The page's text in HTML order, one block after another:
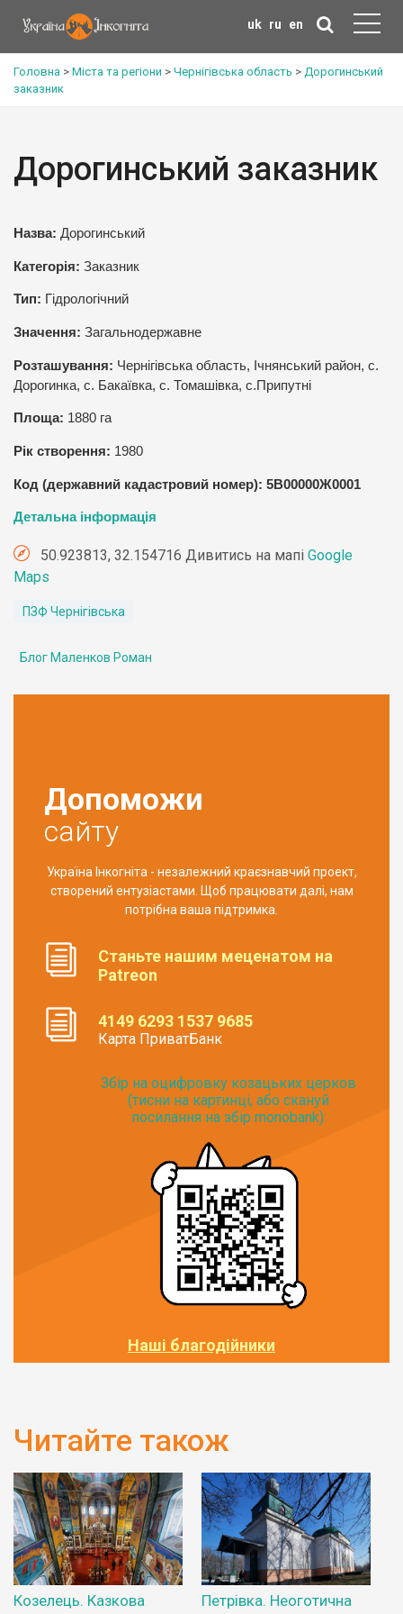
uk ru en
Головна > Міста та регіони > Чернігівська область > Дорогинський
заказник
Дорогинський заказник
Назва: Дорогинський
Категорія: Заказник
Тип: Гідрологічний
Значення: Загальнодержавне
Розташування: Чернігівська область, Ічнянський район, с.
Дорогинка, с. Бакаївка, с. Томашівка, с.Припутні
Площа: 1880 га
Рік створення: 1980
Код (державний кадастровий номер): 5В00000Ж0001
Детальна інформація
50.923813, 32.154716 Дивитись на мапі Google
Maps
ПЗФ Чернігівська
Блог Маленков Роман
Допоможи
сайту
Україна Інкогніта - незалежний краєзнавчий проект,
створений ентузіастами. Щоб працювати далі, нам
потрібна ваша підтримка.
Станьте нашим меценатом на
Patreon
4149 6293 1537 9685
Карта ПриватБанк
Збір на оцифровку козацьких церков
(тисни на картинці, або скануй
посилання на збір monobank):
Наші благодійники
Читайте також
Козелець. Казкова Петрівка. Неоготична